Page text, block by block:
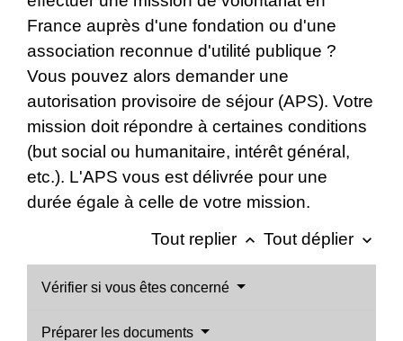
France auprès d'une fondation ou d'une
association reconnue d'utilité publique ?
Vous pouvez alors demander une
autorisation provisoire de séjour (APS). Votre
mission doit répondre à certaines conditions
(but social ou humanitaire, intérêt général,
etc.). L'APS vous est délivrée pour une
durée égale à celle de votre mission.
Tout replier keyboard_arrow_up Tout déplier keyboard_arrow_down
Vérifier si vous êtes concerné
Préparer les documents